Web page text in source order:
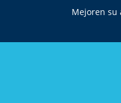
Marca dePreguntas
Eventos
Mejoren su